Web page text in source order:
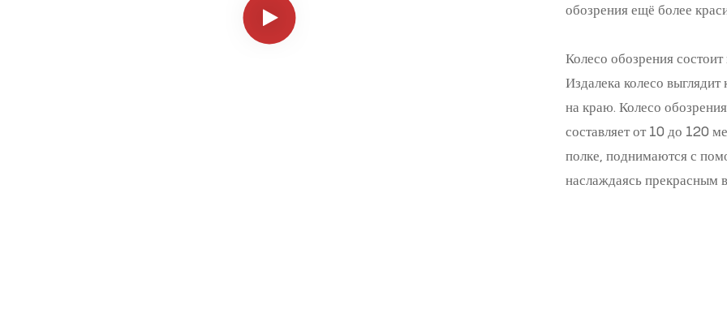
обозрения ещё более
Колесо обозрения
Издалека колесо
на краю. Колесо
составляет от 10 до 120
полке, поднимаются с
наслаждаясь прекрасным